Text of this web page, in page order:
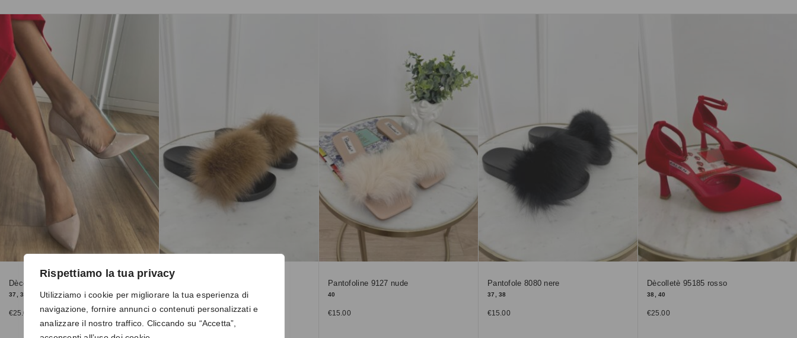
Rispettiamo la tua privacy
Utilizziamo i cookie per migliorare la tua esperienza di
navigazione, fornire annunci o contenuti personalizzati e
analizzare il nostro traffico. Cliccando su “Accetta”,
Dècolletè 3307 nude
37, 39, 40
€25.00
37, 38, 39
€15.00
Pantofoline 9127 nude
40
€15.00
Pantofole 8080 nere
37, 38
€15.00
Dècolletè 95185 rosso
38, 40
€25.00